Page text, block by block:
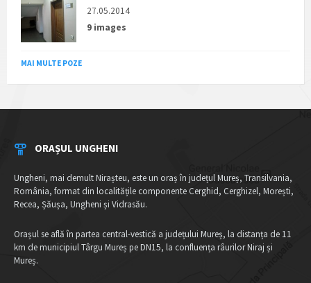
27.05.2014
9 images
MAI MULTE POZE
ORAȘUL UNGHENI
Ungheni, mai demult Nirașteu, este un oraș în județul Mureș, Transilvania,
România, format din localitățile componente Cerghid, Cerghizel, Morești,
Recea, Șăușa, Ungheni și Vidrasău.
Orașul se află în partea central-vestică a județului Mureș, la distanța de 11
km de municipiul Târgu Mureș pe DN15, la confluența râurilor Niraj și
Mureș.